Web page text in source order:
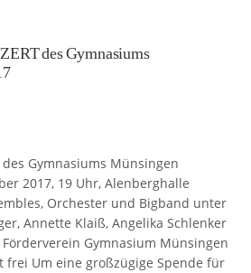
des Gymnasiums
des Gymnasiums Münsingen
2017, 19 Uhr, Alenberghalle
Orchester und Bigband unter
Annette Klaiß, Angelika Schlenker
Gymnasium Münsingen
frei Um eine großzügige Spende für